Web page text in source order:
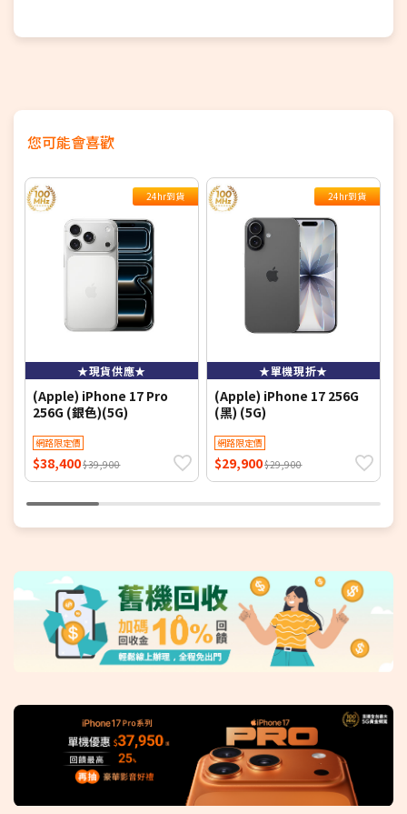
您可能會喜歡
24hr到貨
★現貨供應★
(Apple) iPhone 17 Pro
256G (銀色)(5G)
網路限定價
$38,400$39,900
24hr到貨
★單機現折★
(Apple) iPhone 17 256G
(黑) (5G)
網路限定價
$29,900$29,900